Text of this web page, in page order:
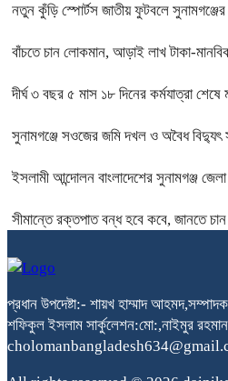
নতুন কুঁড়ি স্পোর্টস জাতীয় ফুটবলে সুনামগঞ্জের
বাঁচতে চান লোকমান, আড়াই লাখ টাকা-
দীর্ঘ ৩ বছর ৫ মাস ১৮ দিনের কর্মযাত্রা
সুনামগঞ্জে সওজের জমি দখল ও অবৈধ
ইসলামী আন্দোলন বাংলাদেশের সুনামগঞ্জ
সীমান্তে রক্তপাত বন্ধ হবে কবে, জানতে
প্রধান উপদেষ্টা:- শায়খ হাম্মাদ
শফিকুল ইসলাম সার্কুলেশন:মো:,নাইমুর
cholomanbangladesh634@gmail.com